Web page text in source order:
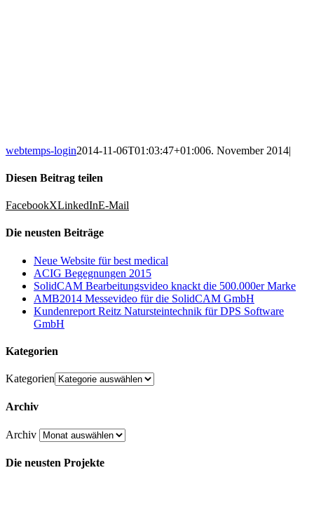
webtemps-login2014-11-06T01:03:47+01:006. November 2014|
Diesen Beitrag teilen
FacebookXLinkedInE-Mail
Die neusten Beiträge
Neue Website für best medical
ACIG Begegnungen 2015
SolidCAM Bearbeitungsvideo knackt die 500.000er Marke
AMB2014 Messevideo für die SolidCAM GmbH
Kundenreport Reitz Natursteintechnik für DPS Software
GmbH
Kategorien
Kategorien
Archiv
Archiv
Die neusten Projekte